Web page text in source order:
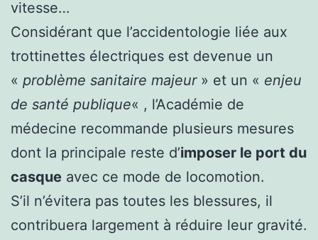
vitesse…
Considérant que l’accidentologie liée aux
trottinettes électriques est devenue un
« problème sanitaire majeur» et un « enjeu
de santé publique« , l’Académie de
médecine recommande plusieurs mesures
dont la principale reste d’imposer le port du
casque avec ce mode de locomotion.
S’il n’évitera pas toutes les blessures, il
contribuera largement à réduire leur gravité.